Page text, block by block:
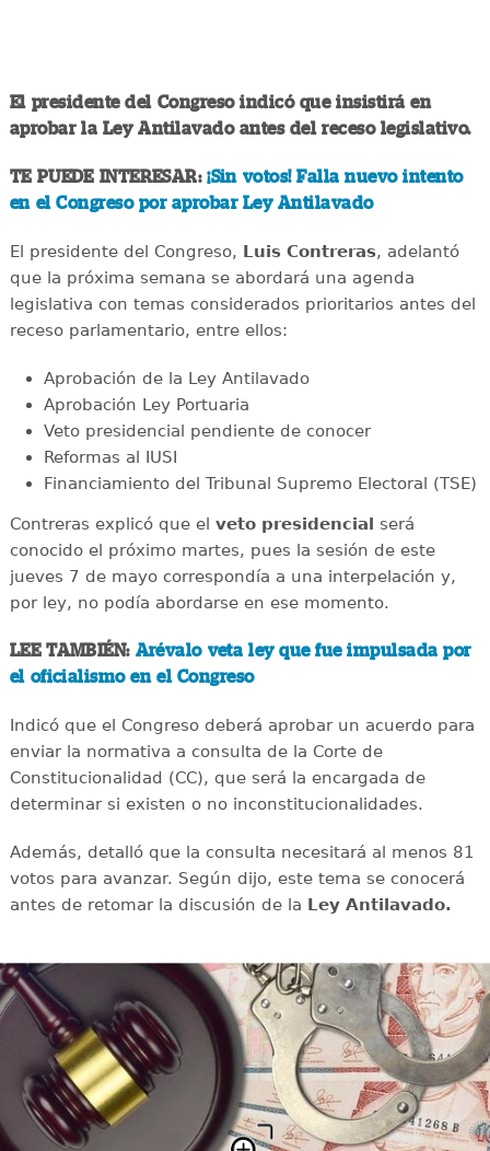
El presidente del Congreso indicó que insistirá en
aprobar la Ley Antilavado antes del receso legislativo.
TE PUEDE INTERESAR:¡Sin votos! Falla nuevo intento
en el Congreso por aprobar Ley Antilavado
El presidente del Congreso, Luis Contreras, adelantó
que la próxima semana se abordará una agenda
legislativa con temas considerados prioritarios antes del
receso parlamentario, entre ellos:
Aprobación de la Ley Antilavado
Aprobación Ley Portuaria
Veto presidencial pendiente de conocer
Reformas al IUSI
Financiamiento del Tribunal Supremo Electoral (TSE)
Contreras explicó que el veto presidencial será
conocido el próximo martes, pues la sesión de este
jueves 7 de mayo correspondía a una interpelación y,
por ley, no podía abordarse en ese momento.
LEE TAMBIÉN: Arévalo veta ley que fue impulsada por
el oficialismo en el Congreso
Indicó que el Congreso deberá aprobar un acuerdo para
enviar la normativa a consulta de la Corte de
Constitucionalidad (CC), que será la encargada de
determinar si existen o no inconstitucionalidades.
Además, detalló que la consulta necesitará al menos 81
votos para avanzar. Según dijo, este tema se conocerá
antes de retomar la discusión de la Ley Antilavado.